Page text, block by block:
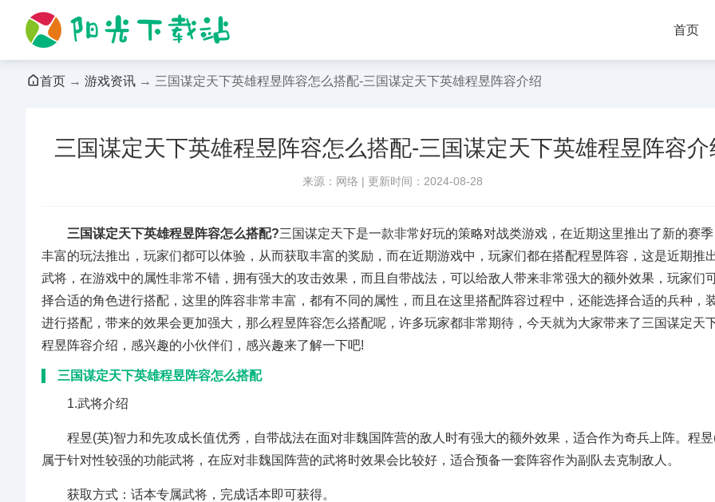
首页
首页 → 游戏资讯 → 三国谋定天下英雄程昱阵容怎么搭配-三国谋定天下英雄程昱阵容介绍
三国谋定天下英雄程昱阵容怎么搭配-三国谋定天下英雄程昱阵容介
来源：网络 | 更新时间：2024-08-28
三国谋定天下英雄程昱阵容怎么搭配?三国谋定天下是一款非常好玩的策略对战类游戏，在近期这里推出了新的赛
丰富的玩法推出，玩家们都可以体验，从而获取丰富的奖励，而在近期游戏中，玩家们都在搭配程昱阵容，这是近期推
武将，在游戏中的属性非常不错，拥有强大的攻击效果，而且自带战法，可以给敌人带来非常强大的额外效果，玩家们
择合适的角色进行搭配，这里的阵容非常丰富，都有不同的属性，而且在这里搭配阵容过程中，还能选择合适的兵种，
进行搭配，带来的效果会更加强大，那么程昱阵容怎么搭配呢，许多玩家都非常期待，今天就为大家带来了三国谋定天
程昱阵容介绍，感兴趣的小伙伴们，感兴趣来了解一下吧!
三国谋定天下英雄程昱阵容怎么搭配
1.武将介绍
程昱(英)智力和先攻成长值优秀，自带战法在面对非魏国阵营的敌人时有强大的额外效果，适合作为奇兵上阵。程昱
属于针对性较强的功能武将，在应对非魏国阵营的武将时效果会比较好，适合预备一套阵容作为副队去克制敌人。
获取方式：话本专属武将，完成话本即可获得。